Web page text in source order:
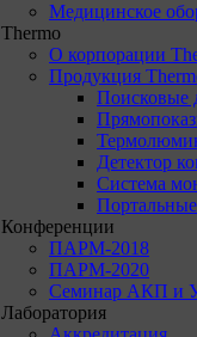
Медицинское
Thermo
О корпорации
Продукция
Поисковые
Детектор
Система
Конференции
ПАРМ-2018
ПАРМ-2020
Семинар АКП и
Лаборатория